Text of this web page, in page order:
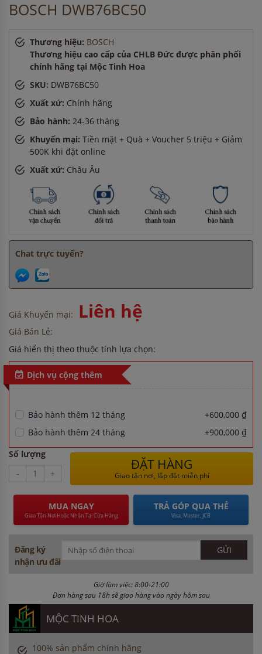
Anh Tuấn-
ở Bình Dương đã mua bếp điện từ cách đây 8
Anh Minh
45 phút
Chị Lan - ở Hải Dương đã đặt máy hút mùi cách đây 1 giờ
ở Hải Phòng đã đặt máy rửa bát cách đây 5 giờ
BOSCH DWB76BC50
Thương hiệu: BOSCH
Thương hiệu cao cấp của CHLB Đức được phân phối
chính hãng tại Mộc Tinh Hoa
SKU: DWB76BC50
Xuất xứ: Chính hãng
Bảo hành: 24-36 tháng
Khuyến mại: Tiền mặt + Quà + Voucher 5 triệu + Giảm
500K khi đặt online
Xuất xứ: Châu Âu
Chat trực tuyến?
Giá Khuyến mại: Liên hệ
Giá Bán Lẻ:
Giá hiển thị theo thuộc tính lựa chọn:
Dịch vụ cộng thêm
Bảo hành thêm 12 tháng
+600,000 ₫
Bảo hành thêm 24 tháng
+900,000 ₫
Số lượng
-
+
ĐẶT HÀNG
Giao tận nơi, lắp đặt miễn phí
MUA NGAY
Giao Tận Nơi Hoặc Nhận Tại Cửa Hàng
TRẢ GÓP QUA THẺ
Visa, Master, JCB
Đăng ký
nhận ưu đãi
Giờ làm việc: 8:00-21:00
Đơn hàng sau 18h sẽ giao hàng vào ngày hôm sau
MỘC TINH HOA
100% sản phẩm chính hãng